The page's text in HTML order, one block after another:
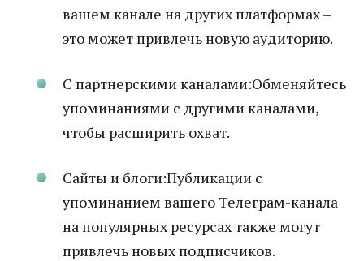
вашем канале на других платформах –
это может привлечь новую аудиторию.
С партнерскими каналами:Обменяйтесь
упоминаниями с другими каналами,
чтобы расширить охват.
Сайты и блоги:Публикации с
упоминанием вашего Телеграм-канала
на популярных ресурсах также могут
привлечь новых подписчиков.